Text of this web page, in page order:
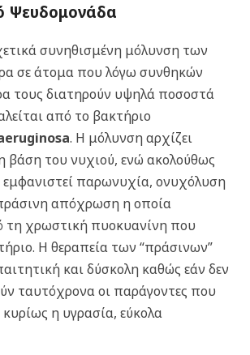
Ψευδομονάδα
συνηθισμένη μόλυνση των
σε άτομα που λόγω συνθηκών
τους διατηρούν υψηλά ποσοστά
από το βακτήριο
. Η μόλυνση αρχίζει
του νυχιού, ενώ ακολούθως
εμφανιστεί παρωνυχία, ονυχόλυση
απόχρωση η οποία
τη χρωστική πυοκυανίνη που
Η θεραπεία των “πράσινων”
και δύσκολη καθώς εάν δεν
ταυτόχρονα οι παράγοντες που
η υγρασία, εύκολα